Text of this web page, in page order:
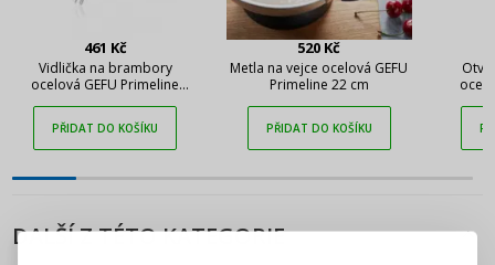
461 Kč
Vidlička na brambory
ocelová GEFU Primeline
PŘIDAT DO KOŠÍKU
520 Kč
Metla na vejce ocelová GEFU
Primeline 22 cm
PŘIDAT DO KOŠÍKU
DALŠÍ Z TÉTO KATEGORIE
PŘIHLÁŠENÍ